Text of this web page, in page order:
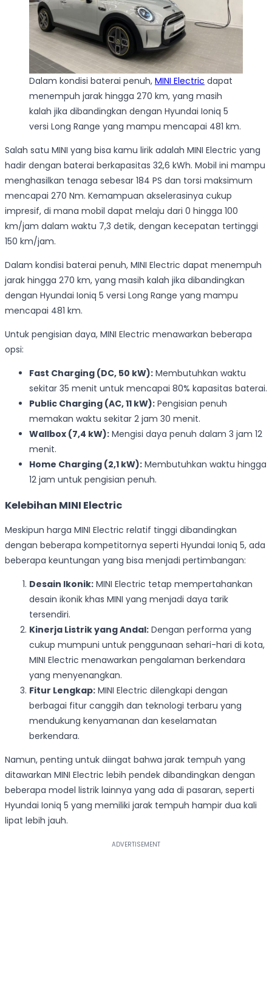
Dalam kondisi baterai penuh, MINI Electric dapat
menempuh jarak hingga 270 km, yang masih
kalah jika dibandingkan dengan Hyundai Ioniq 5
versi Long Range yang mampu mencapai 481 km.
Salah satu MINI yang bisa kamu lirik adalah MINI Electric yang
hadir dengan baterai berkapasitas 32,6 kWh. Mobil ini mampu
menghasilkan tenaga sebesar 184 PS dan torsi maksimum
mencapai 270 Nm. Kemampuan akselerasinya cukup
impresif, di mana mobil dapat melaju dari 0 hingga 100
km/jam dalam waktu 7,3 detik, dengan kecepatan tertinggi
150 km/jam.
Dalam kondisi baterai penuh, MINI Electric dapat menempuh
jarak hingga 270 km, yang masih kalah jika dibandingkan
dengan Hyundai Ioniq 5 versi Long Range yang mampu
mencapai 481 km.
Untuk pengisian daya, MINI Electric menawarkan beberapa
opsi:
Fast Charging (DC, 50 kW): Membutuhkan waktu
sekitar 35 menit untuk mencapai 80% kapasitas baterai.
Public Charging (AC, 11 kW): Pengisian penuh
memakan waktu sekitar 2 jam 30 menit.
Wallbox (7,4 kW): Mengisi daya penuh dalam 3 jam 12
menit.
Home Charging (2,1 kW): Membutuhkan waktu hingga
12 jam untuk pengisian penuh.
Kelebihan MINI Electric
Meskipun harga MINI Electric relatif tinggi dibandingkan
dengan beberapa kompetitornya seperti Hyundai Ioniq 5, ada
beberapa keuntungan yang bisa menjadi pertimbangan:
Desain Ikonik: MINI Electric tetap mempertahankan
desain ikonik khas MINI yang menjadi daya tarik
tersendiri.
Kinerja Listrik yang Andal: Dengan performa yang
cukup mumpuni untuk penggunaan sehari-hari di kota,
MINI Electric menawarkan pengalaman berkendara
yang menyenangkan.
Fitur Lengkap: MINI Electric dilengkapi dengan
berbagai fitur canggih dan teknologi terbaru yang
mendukung kenyamanan dan keselamatan
berkendara.
Namun, penting untuk diingat bahwa jarak tempuh yang
ditawarkan MINI Electric lebih pendek dibandingkan dengan
beberapa model listrik lainnya yang ada di pasaran, seperti
Hyundai Ioniq 5 yang memiliki jarak tempuh hampir dua kali
lipat lebih jauh.